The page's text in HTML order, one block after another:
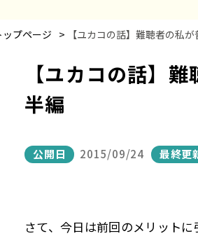
ップページ > 【ユカコの話】難聴者の私
【ユカコの話】
半編
公開日 2015/09/24 最終更
さて、今日は前回のメリット